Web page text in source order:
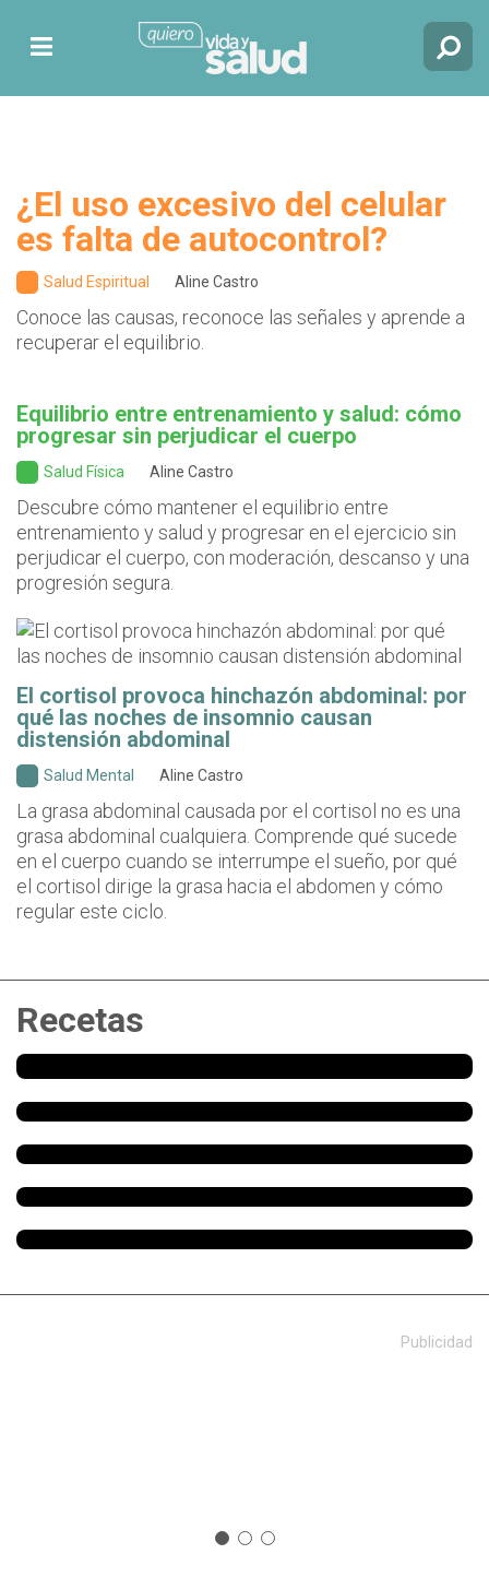
¿El uso excesivo del celular
es falta de autocontrol?
Salud Espiritual Aline Castro
Conoce las causas, reconoce las señales y aprende a
recuperar el equilibrio.
Equilibrio entre entrenamiento y salud: cómo
progresar sin perjudicar el cuerpo
Salud Física Aline Castro
Descubre cómo mantener el equilibrio entre
entrenamiento y salud y progresar en el ejercicio sin
perjudicar el cuerpo, con moderación, descanso y una
progresión segura.
El cortisol provoca hinchazón abdominal: por
qué las noches de insomnio causan
distensión abdominal
Salud Mental Aline Castro
La grasa abdominal causada por el cortisol no es una
grasa abdominal cualquiera. Comprende qué sucede
en el cuerpo cuando se interrumpe el sueño, por qué
el cortisol dirige la grasa hacia el abdomen y cómo
regular este ciclo.
Recetas
Publicidad